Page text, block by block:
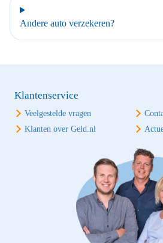
Andere auto verzekeren?
Klantenservice
Veelgestelde vragen
Klanten over Geld.nl